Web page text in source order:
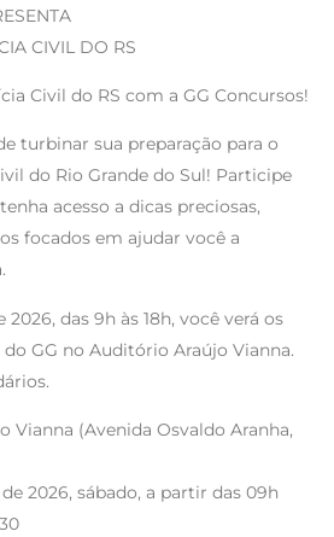
CIVIL DO RS
Civil do RS com a GG Concursos!
turbinar sua preparação para o
do Rio Grande do Sul! Participe
acesso a dicas preciosas,
focados em ajudar você a
2026, das 9h às 18h, você verá os
GG no Auditório Araújo Vianna.
Vianna (Avenida Osvaldo Aranha,
2026, sábado, a partir das 09h